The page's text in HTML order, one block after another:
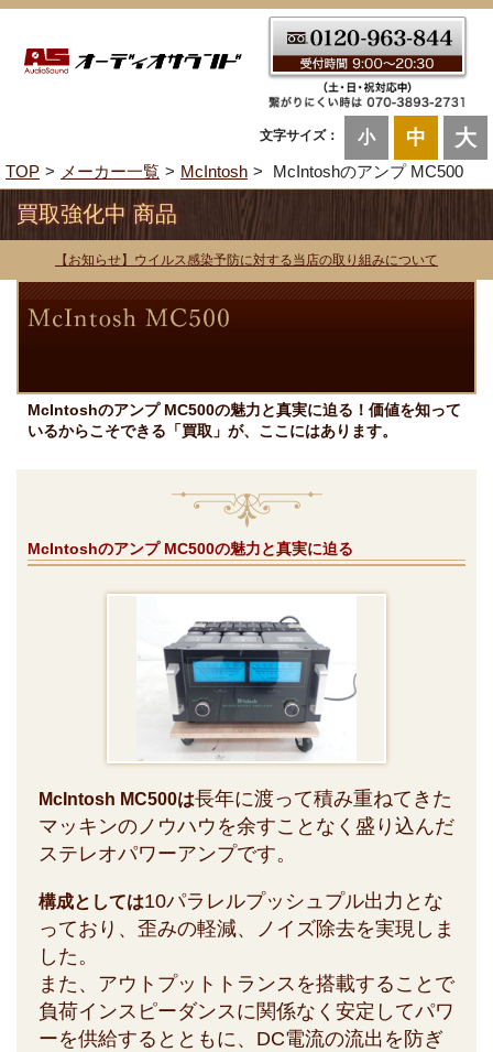
文字サイズ： 小 中 大
TOP メーカー一覧 McIntosh McIntoshのアンプ MC500
買取強化中 商品
【お知らせ】ウイルス感染予防に対する当店の取り組みについて
McIntoshのアンプ MC500の魅力と真実に迫る！価値を知って
いるからこそできる「買取」が、ここにはあります。
McIntoshのアンプ MC500の魅力と真実に迫る
McIntosh MC500は長年に渡って積み重ねてきた
マッキンのノウハウを余すことなく盛り込んだ
ステレオパワーアンプです。
構成としては10パラレルプッシュプル出力とな
っており、歪みの軽減、ノイズ除去を実現しま
した。
また、アウトプットトランスを搭載することで
負荷インスピーダンスに関係なく安定してパワ
ーを供給するとともに、DC電流の流出を防ぎ